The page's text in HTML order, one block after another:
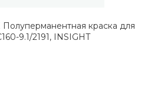
Полуперманентная краска для
9.1/2191, INSIGHT